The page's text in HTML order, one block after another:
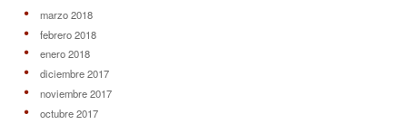
marzo 2018
febrero 2018
enero 2018
diciembre 2017
noviembre 2017
octubre 2017